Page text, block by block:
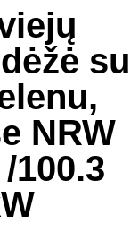
su
NRW
100.3